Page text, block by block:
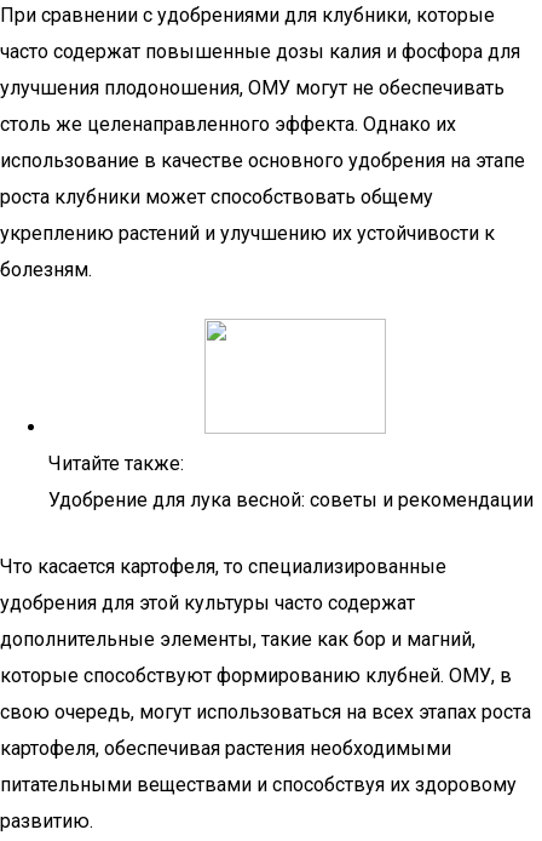
При сравнении с удобрениями для клубники, которые
часто содержат повышенные дозы калия и фосфора для
улучшения плодоношения, ОМУ могут не обеспечивать
столь же целенаправленного эффекта. Однако их
использование в качестве основного удобрения на этапе
роста клубники может способствовать общему
укреплению растений и улучшению их устойчивости к
болезням.
Читайте также:
Удобрение для лука весной: советы и рекомендации
Что касается картофеля, то специализированные
удобрения для этой культуры часто содержат
дополнительные элементы, такие как бор и магний,
которые способствуют формированию клубней. ОМУ, в
свою очередь, могут использоваться на всех этапах роста
картофеля, обеспечивая растения необходимыми
питательными веществами и способствуя их здоровому
развитию.